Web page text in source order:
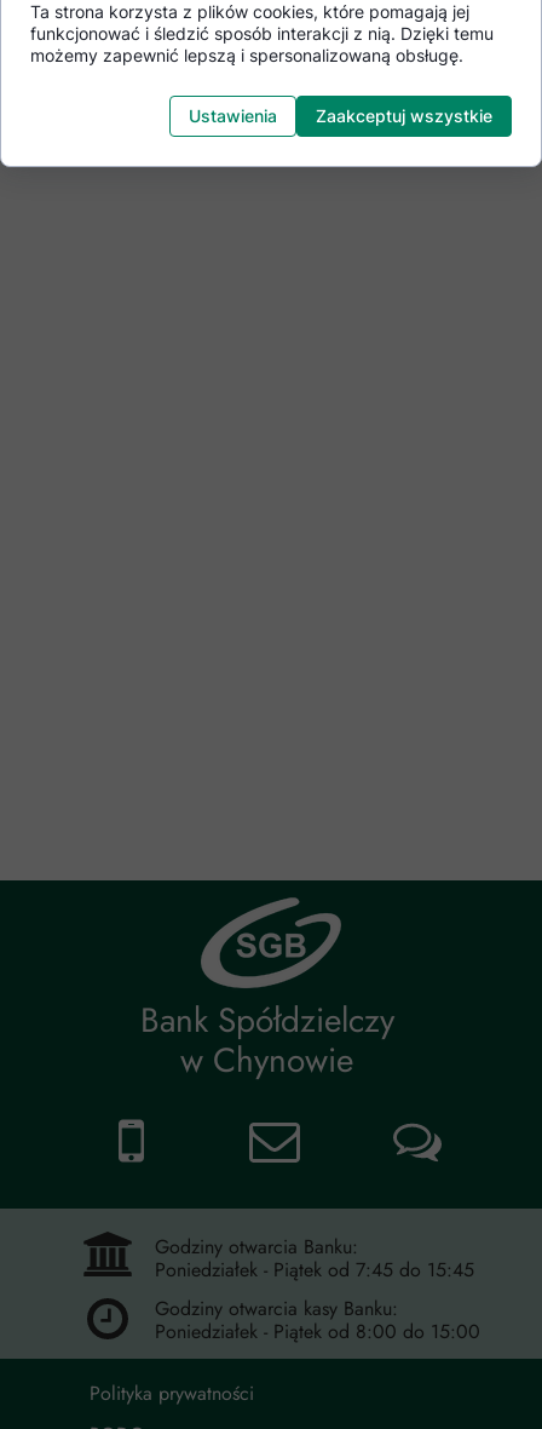
Bank Spółdzielczy
w Chynowie
Godziny otwarcia kasy Banku:
Poniedziałek - Piątek od 8:00 do 15:00
Godziny otwarcia Banku:
Poniedziałek - Piątek od 7:45 do 15:45
Polityka prywatności
Ta strona korzysta z plików cookies, które pomagają jej
funkcjonować i śledzić sposób interakcji z nią. Dzięki temu
możemy zapewnić lepszą i spersonalizowaną obsługę.
Ustawienia Zaakceptuj wszystkie